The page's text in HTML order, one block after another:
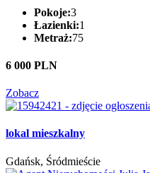
Pokoje:3
Łazienki:1
Metraż:75
6 000 PLN
Zobacz
lokal mieszkalny
Gdańsk, Śródmieście